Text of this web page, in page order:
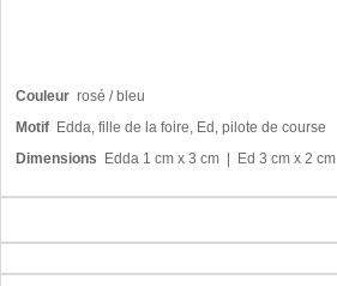
Couleur rosé / bleu
Motif Edda, fille de la foire, Ed, pilote de course
Dimensions Edda 1 cm x 3 cm | Ed 3 cm x 2 cm